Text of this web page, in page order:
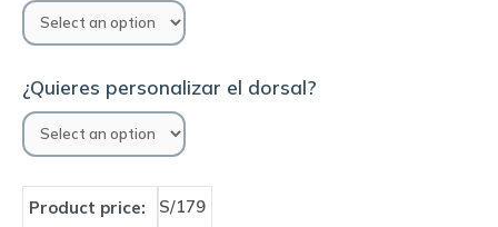
¿Quieres personalizar el dorsal?
Product price: S/179